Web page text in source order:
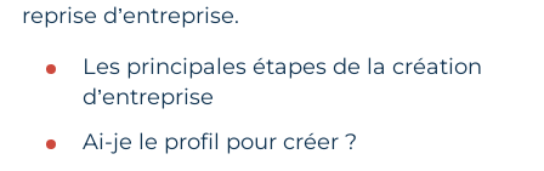
reprise d’entreprise.
Les principales étapes de la création
d’entreprise
Ai-je le profil pour créer ?